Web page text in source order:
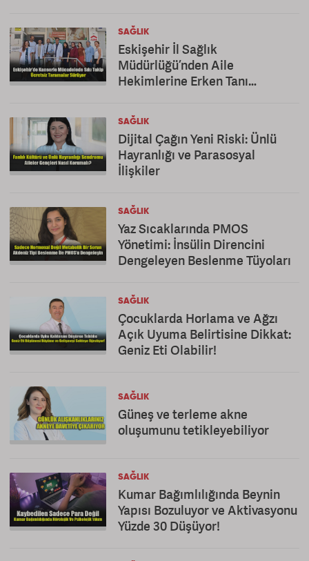
SAĞLIK
Eskişehir İl Sağlık
Müdürlüğü’nden Aile
Hekimlerine Erken Tanı
SAĞLIK
Dijital Çağın Yeni Riski: Ünlü
Hayranlığı ve Parasosyal
İlişkiler
SAĞLIK
Yaz Sıcaklarında PMOS
Yönetimi: İnsülin Direncini
Dengeleyen Beslenme Tüyoları
SAĞLIK
Çocuklarda Horlama ve Ağzı
Açık Uyuma Belirtisine Dikkat:
Geniz Eti Olabilir!
SAĞLIK
Güneş ve terleme akne
oluşumunu tetikleyebiliyor
SAĞLIK
Kumar Bağımlılığında Beynin
Yapısı Bozuluyor ve Aktivasyonu
Yüzde 30 Düşüyor!